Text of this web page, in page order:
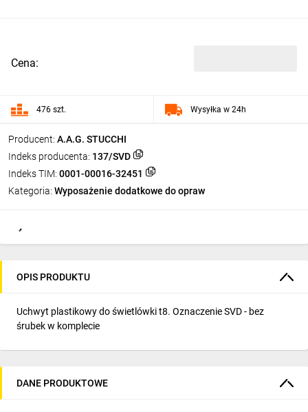
Producent: A.A.G. STUCCHI
Indeks producenta: 137/SVD
Indeks TIM: 0001-00016-32451
Kategoria: Wyposażenie dodatkowe do opraw
Cena:
476 szt. Wysyłka w 24h
OPIS PRODUKTU
Uchwyt plastikowy do świetlówki t8. Oznaczenie SVD - bez
śrubek w komplecie
DANE PRODUKTOWE